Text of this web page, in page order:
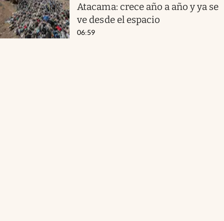
Atacama: crece año a año y ya se
ve desde el espacio
06:59